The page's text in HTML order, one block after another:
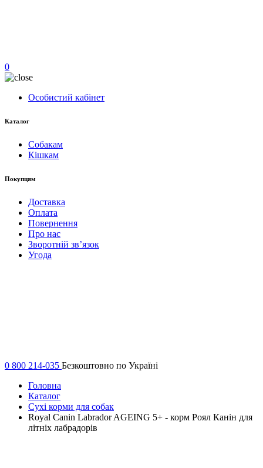
0
Особистий кабінет
Каталог
Собакам
Кішкам
Покупцям
Доставка
Оплата
Повернення
Про нас
Зворотній зв’язок
Угода
0 800 214-035 Безкоштовно по Україні
Головна
Каталог
Сухі корми для собак
Royal Canin Labrador AGEING 5+ - корм Роял Канін для
літніх лабрадорів